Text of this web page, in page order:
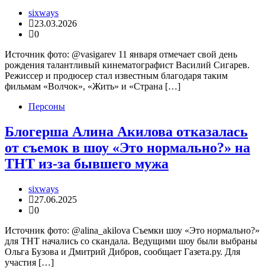
sixways
23.03.2026
0
Источник фото: @vasigarev 11 января отмечает свой день
рождения талантливый кинематографист Василий Сигарев.
Режиссер и продюсер стал известным благодаря таким
фильмам «Волчок», «Жить» и «Страна […]
Персоны
Блогерша Алина Акилова отказалась
от съемок в шоу «Это нормально?» на
ТНТ из-за бывшего мужа
sixways
27.06.2025
0
Источник фото: @alina_akilova Съемки шоу «Это нормально?»
для ТНТ начались со скандала. Ведущими шоу были выбраны
Ольга Бузова и Дмитрий Дибров, сообщает Газета.ру. Для
участия […]